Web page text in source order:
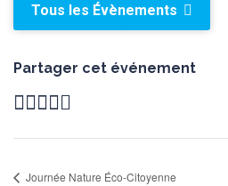
Tous les Évènements
Partager cet événement
Journée Nature Éco-Citoyenne